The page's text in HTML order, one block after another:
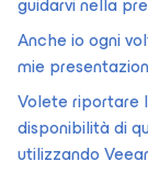
Anche io ogni
mie
Volete riportare
disponibilità di
utilizzando